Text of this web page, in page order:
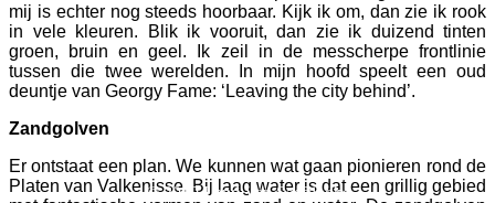
mij is echter nog steeds hoorbaar. Kijk ik om, dan zie ik rook
in vele kleuren. Blik ik vooruit, dan zie ik duizend tinten
groen, bruin en geel. Ik zeil in de messcherpe frontlinie
tussen die twee werelden. In mijn hoofd speelt een oud
deuntje van Georgy Fame: ‘Leaving the city behind’.
Zandgolven
Er ontstaat een plan. We kunnen wat gaan pionieren rond de
Platen van Valkenisse. Bij laag water is dat een grillig gebied
© 2019 Land Van Saeftinghe